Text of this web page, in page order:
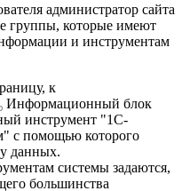
администратор сайта
группы, которые имеют
и инструментам
к
Информационный блок
инструмент "1С-
с помощью которого
данных.
системы задаются,
большинства